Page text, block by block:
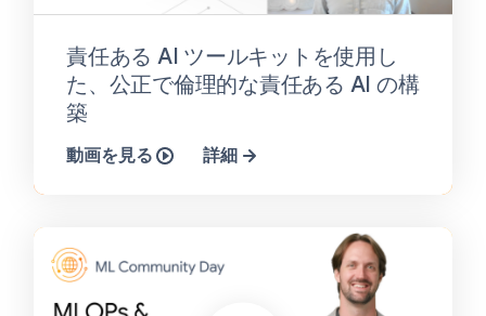
責任ある AI ツールキットを使用し
た、公正で倫理的な責任ある AI の構
築
動画を見る 詳細